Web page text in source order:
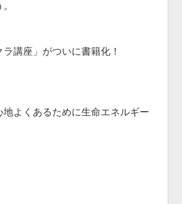
講座」がついに書籍化！
よくあるために生命エネルギー